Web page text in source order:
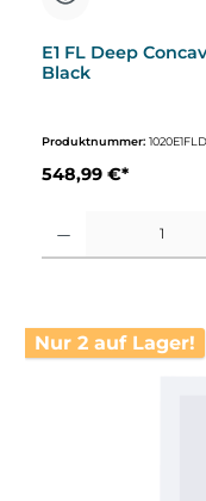
E1 FL Deep
Black
Produktnummer:
548,99 €*
Nur 2 auf Lager!